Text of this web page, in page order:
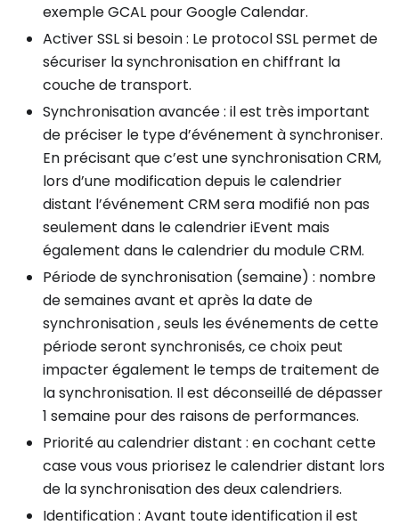
exemple GCAL pour Google Calendar.
Activer SSL si besoin : Le protocol SSL permet de
sécuriser la synchronisation en chiffrant la
couche de transport.
Synchronisation avancée : il est très important
de préciser le type d’événement à synchroniser.
En précisant que c’est une synchronisation CRM,
lors d’une modification depuis le calendrier
distant l’événement CRM sera modifié non pas
seulement dans le calendrier iEvent mais
également dans le calendrier du module CRM.
Période de synchronisation (semaine) : nombre
de semaines avant et après la date de
synchronisation , seuls les événements de cette
période seront synchronisés, ce choix peut
impacter également le temps de traitement de
la synchronisation. Il est déconseillé de dépasser
1 semaine pour des raisons de performances.
Priorité au calendrier distant : en cochant cette
case vous vous priorisez le calendrier distant lors
de la synchronisation des deux calendriers.
Identification : Avant toute identification il est